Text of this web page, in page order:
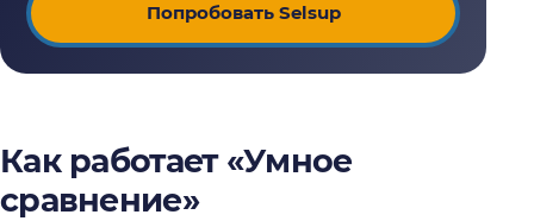
Попробовать Selsup
Как работает «Умное
сравнение»